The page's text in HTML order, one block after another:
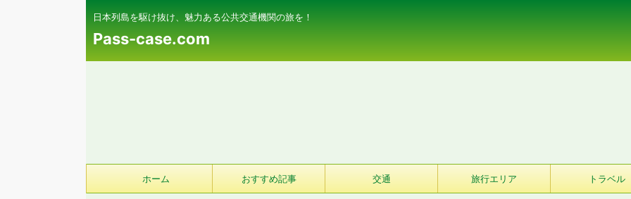
日本列島を駆け抜け、魅力ある公共交通機関の旅を！
Pass-case.com
ホーム おすすめ記事 交通 旅行エリア トラベル